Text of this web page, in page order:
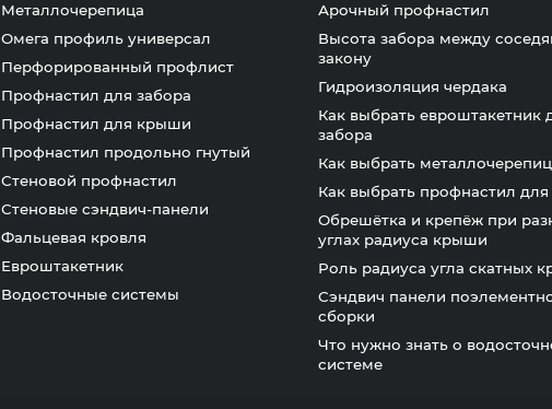
Металлочерепица
Омега профиль универсал
Перфорированный профлист
Профнастил для забора
Профнастил для крыши
Профнастил продольно гнутый
Стеновой профнастил
Стеновые сэндвич-панели
Фальцевая кровля
Евроштакетник
Водосточные системы
Арочный профнастил
Высота забора между
закону
Гидроизоляция чердака
Как выбрать евроштакетник
забора
Как выбрать
Как выбрать профнастил
Обрешётка и крепёж при
углах радиуса крыши
Роль радиуса угла скатных
Сэндвич панели
сборки
Что нужно знать о
системе